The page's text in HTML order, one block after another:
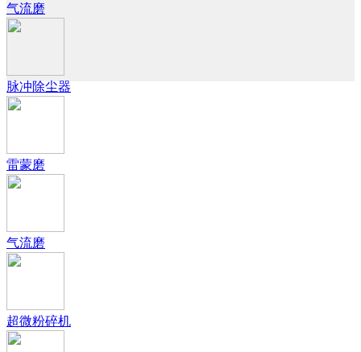
气流磨
脉冲除尘器
雷蒙磨
气流磨
超微粉碎机